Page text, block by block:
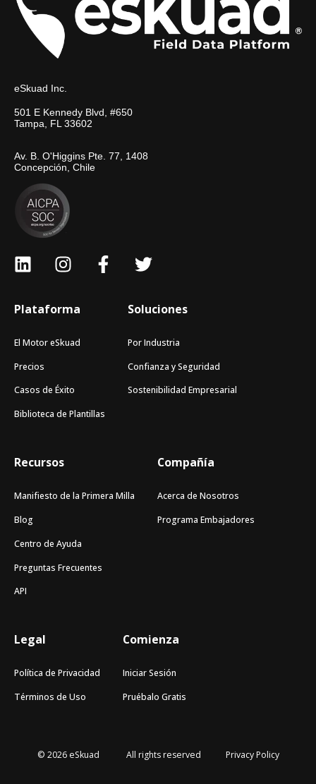
eSkuad Inc.
501 E Kennedy Blvd, #650
Tampa, FL 33602
Av. B. O'Higgins Pte. 77, 1408
Concepción, Chile
Plataforma
El Motor eSkuad
Precios
Casos de Éxito
Biblioteca de Plantillas
Soluciones
Por Industria
Confianza y Seguridad
Sostenibilidad Empresarial
Recursos
Manifiesto de la Primera Milla
Blog
Centro de Ayuda
Preguntas Frecuentes
API
Compañía
Acerca de Nosotros
Programa Embajadores
Legal
Política de Privacidad
Términos de Uso
Comienza
Iniciar Sesión
Pruébalo Gratis
© 2026 eSkuad All rights reserved Privacy Policy